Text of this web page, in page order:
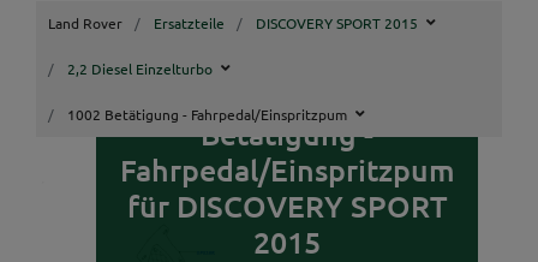
Land Rover Ersatzteile DISCOVERY SPORT 2015
2,2 Diesel Einzelturbo
1002 Betätigung - Fahrpedal/Einspritzpum
Betätigung -
Fahrpedal/Einspritzpum
für DISCOVERY SPORT
2015